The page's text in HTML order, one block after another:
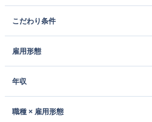
こだわり条件
雇用形態
年収
職種 × 雇用形態